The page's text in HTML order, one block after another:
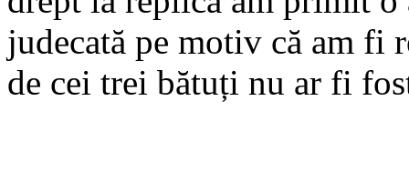
judecată pe motiv că am fi
de cei trei bătuți nu ar fi